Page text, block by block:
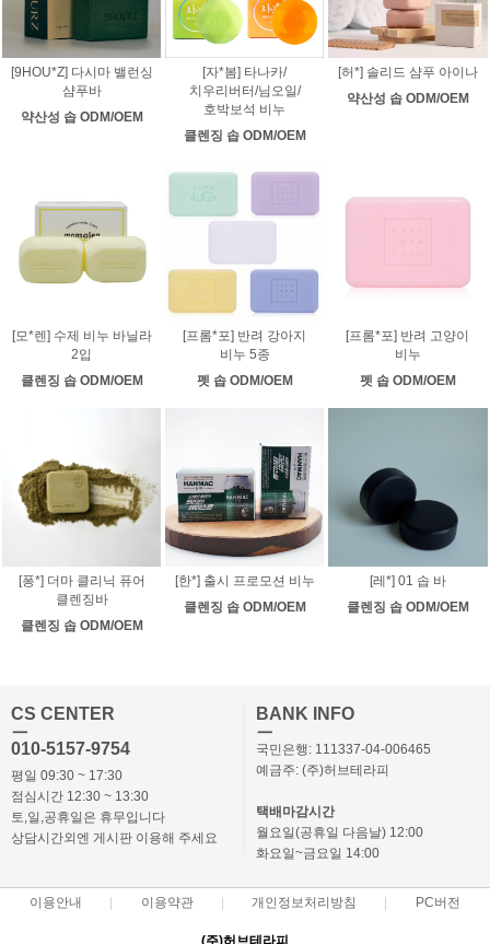
[9HOU*Z] 다시마 밸런싱
샴푸바
약산성 솝 ODM/OEM
[자*봄] 타나카/
치우리버터/님오일/
호박보석 비누
클렌징 솝 ODM/OEM
[허*] 솔리드 샴푸 아이나
약산성 솝 ODM/OEM
[모*렌] 수제 비누 바닐라
2입
클렌징 솝 ODM/OEM
[프롬*포] 반려 강아지
비누 5종
펫 솝 ODM/OEM
[프롬*포] 반려 고양이
비누
펫 솝 ODM/OEM
[퐁*] 더마 클리닉 퓨어
클렌징바
클렌징 솝 ODM/OEM
[한*] 출시 프로모션 비누
클렌징 솝 ODM/OEM
[레*] 01 솝 바
클렌징 솝 ODM/OEM
CS CENTER
ㅡ
010-5157-9754
평일 09:30 ~ 17:30
점심시간 12:30 ~ 13:30
토,일,공휴일은 휴무입니다
상담시간외엔 게시판 이용해 주세요
BANK INFO
ㅡ
국민은행: 111337-04-006465
예금주: (주)허브테라피
택배마감시간
월요일(공휴일 다음날) 12:00
화요일~금요일 14:00
이용안내 이용약관 개인정보처리방침 PC버전
(주)허브테라피